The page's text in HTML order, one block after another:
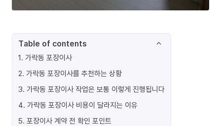
Table of contents
1. 가락동 포장이사
2. 가락동 포장이사를 추천하는 상황
3. 가락동 포장이사 작업은 보통 이렇게 진행됩니다
4. 가락동 포장이사 비용이 달라지는 이유
5. 포장이사 계약 전 확인 포인트